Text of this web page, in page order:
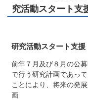
究活動スタート支
研究活動スタート支
前年７月及び８月の公
で行う研究計画であっ
ことにより、将来の発
画